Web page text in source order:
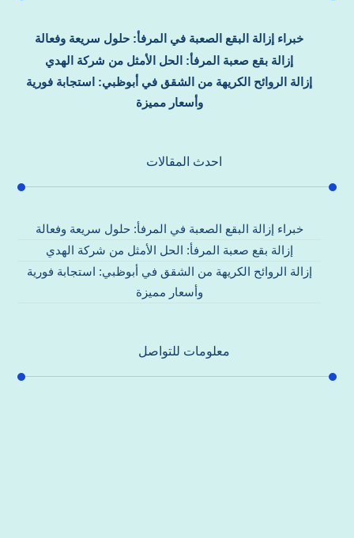
خبراء إزالة البقع الصعبة في المرفأ: حلول سريعة وفعالة
إزالة بقع صعبة المرفأ: الحل الأمثل من شركة الهدي
إزالة الروائح الكريهة من الشقق في أبوظبي: استجابة فورية
وأسعار مميزة
احدث المقالات
خبراء إزالة البقع الصعبة في المرفأ: حلول سريعة وفعالة
إزالة بقع صعبة المرفأ: الحل الأمثل من شركة الهدي
إزالة الروائح الكريهة من الشقق في أبوظبي: استجابة فورية
وأسعار مميزة
معلومات للتواصل